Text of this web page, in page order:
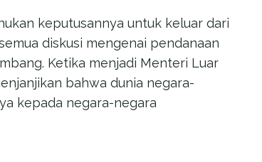
keputusannya untuk keluar dari
diskusi mengenai pendanaan
Ketika menjadi Menteri Luar
bahwa dunia negara-
kepada negara-negara